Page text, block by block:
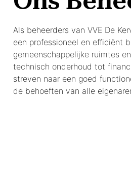
Als beheerders van VVE De
een professioneel en efficiënt
gemeenschappelijke ruimtes
technisch onderhoud tot
streven naar een goed
de behoeften van alle